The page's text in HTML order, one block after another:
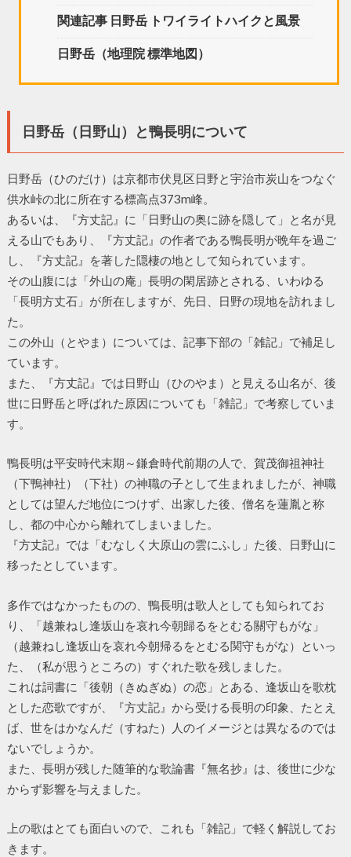
関連記事 日野岳 トワイライトハイクと風景
日野岳（地理院 標準地図）
日野岳（日野山）と鴨長明について
日野岳（ひのだけ）は京都市伏見区日野と宇治市炭山をつなぐ
供水峠の北に所在する標高点373m峰。
あるいは、『方丈記』に「日野山の奥に跡を隠して」と名が見
える山でもあり、『方丈記』の作者である鴨長明が晩年を過ご
し、『方丈記』を著した隠棲の地として知られています。
その山腹には「外山の庵」長明の閑居跡とされる、いわゆる
「長明方丈石」が所在しますが、先日、日野の現地を訪れまし
た。
この外山（とやま）については、記事下部の「雑記」で補足し
ています。
また、『方丈記』では日野山（ひのやま）と見える山名が、後
世に日野岳と呼ばれた原因についても「雑記」で考察していま
す。
鴨長明は平安時代末期～鎌倉時代前期の人で、賀茂御祖神社
（下鴨神社）（下社）の神職の子として生まれましたが、神職
としては望んだ地位につけず、出家した後、僧名を蓮胤と称
し、都の中心から離れてしまいました。
『方丈記』では「むなしく大原山の雲にふし」た後、日野山に
移ったとしています。
多作ではなかったものの、鴨長明は歌人としても知られてお
り、「越兼ねし逢坂山を哀れ今朝歸るをとむる關守もがな」
（越兼ねし逢坂山を哀れ今朝帰るをとむる関守もがな）といっ
た、（私が思うところの）すぐれた歌を残しました。
これは詞書に「後朝（きぬぎぬ）の恋」とある、逢坂山を歌枕
とした恋歌ですが、『方丈記』から受ける長明の印象、たとえ
ば、世をはかなんだ（すねた）人のイメージとは異なるのでは
ないでしょうか。
また、長明が残した随筆的な歌論書『無名抄』は、後世に少な
からず影響を与えました。
上の歌はとても面白いので、これも「雑記」で軽く解説してお
きます。